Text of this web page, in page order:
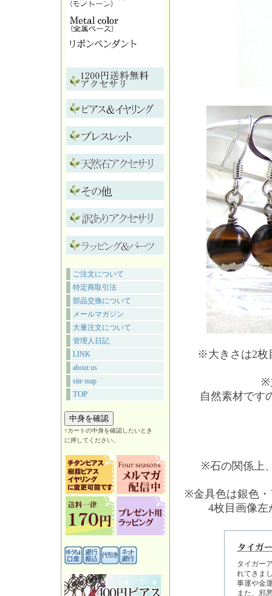
ご注文について
特定商取引法
部品交換について
メールマガジン
大量注文について
管理人日記
LINK
about us
site map
TOP
↑カートの中身を確認したいとき
に押してください。
※大きさは2枚
※
自然素材です
※石の関係上
※金具色は銀色
4枚目画像
タイガー
れてきま
事運や金
また、邪